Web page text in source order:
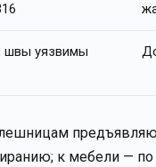
швы уязвимы
к мебели —